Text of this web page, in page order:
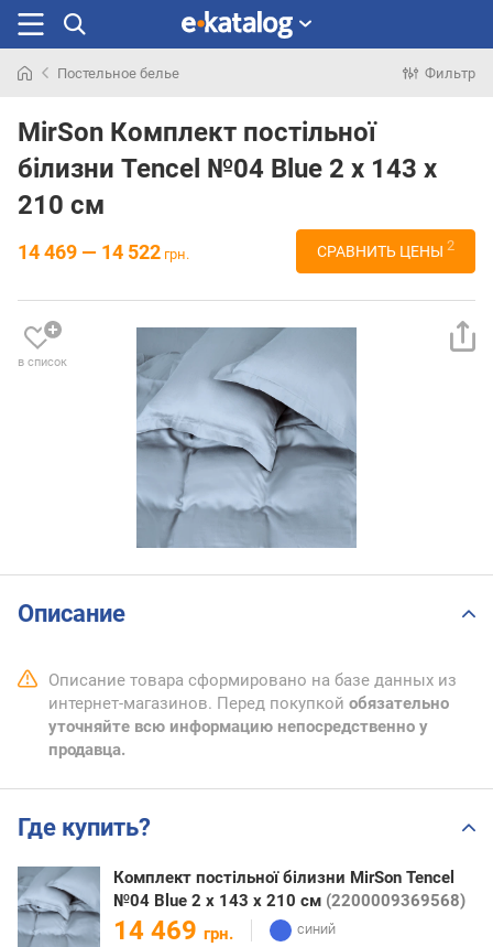
раньше
Постельное белье Фильтр
MirSon Комплект постільної
білизни Tencel №04 Blue 2 x 143 x
210 см
14 469 — 14 522 грн. СРАВНИТЬ ЦЕНЫ 2
в список
Описание
Описание товара сформировано на базе данных из
интернет-магазинов. Перед покупкой обязательно
уточняйте всю информацию непосредственно у
продавца.
Где купить?
Комплект постільної білизни MirSon Tencel
№04 Blue 2 x 143 x 210 см (2200009369568)
14 469 грн.